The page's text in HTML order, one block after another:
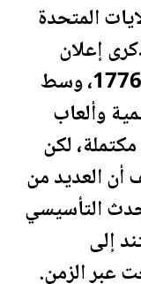
المتحدة
إعلان
عام 1776، وسط
وألعاب
كتملة، لكن
أن العديد من
التأسيسي
إلى
عبر الزمن.